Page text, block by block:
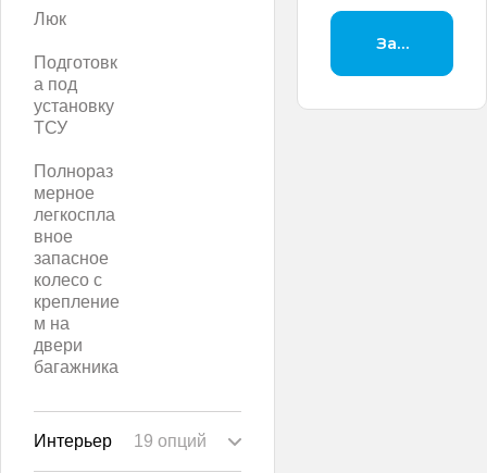
Люк
Подготовк
а под
установку
ТСУ
Полнораз
мерное
легкоспла
вное
запасное
колесо с
крепление
м на
двери
багажника
Интерьер 19 опций